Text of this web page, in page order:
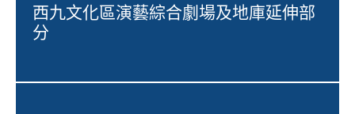
西九文化區演藝綜合劇場及地庫延伸部
分